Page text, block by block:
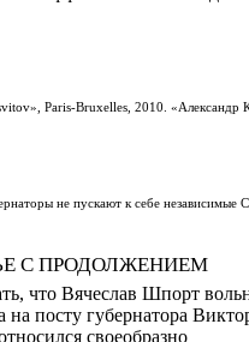
Paris-Bruxelles, 2010. «Александр
не пускают к себе независимые
С ПРОДОЛЖЕНИЕМ
что Вячеслав Шпорт
на посту губернатора
своеобразно